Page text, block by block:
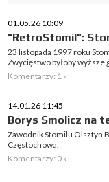
01.05.26 10:09
"RetroStomil":
23 listopada 1997 roku
Zwycięstwo byłoby
Komentarzy: 1 »
14.01.26 11:45
Borys Smolicz na
Zawodnik Stomilu Olsztyn
Częstochowa.
Komentarzy: 0 »